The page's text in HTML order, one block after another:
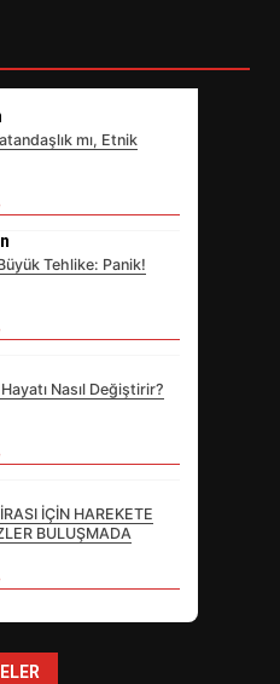
mı, Etnik
Tehlike: Panik!
Nasıl Değiştirir?
İÇİN HAREKETE
BULUŞMADA
NE